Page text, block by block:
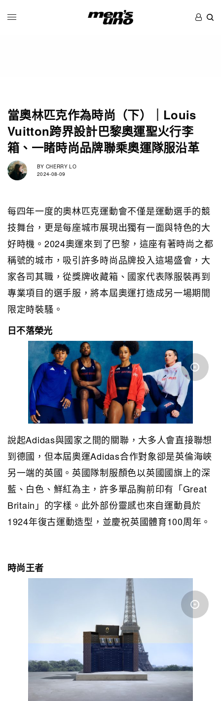
當奧林匹克作為時尚（下）｜Louis
Vuitton跨界設計巴黎奧運聖火行李
箱、一睹時尚品牌聯乘奧運隊服沿革
BY CHERRY LO
2024-08-09
每四年一度的奧林匹克運動會不僅是運動選手的競
技舞台，更是每座城市展現出獨有一面與特色的大
好時機。2024奧運來到了巴黎，這座有著時尚之都
稱號的城市，吸引許多時尚品牌投入這場盛會，大
家各司其職，從獎牌收藏箱、國家代表隊服裝再到
專業項目的選手服，將本屆奧運打造成另一場期間
限定時裝騷。
日不落榮光
說起Adidas與國家之間的關聯，大多人會直接聯想
到德國，但本屆奧運Adidas合作對象卻是英倫海峽
另一端的英國。英國隊制服顏色以英國國旗上的深
藍、白色、鮮紅為主，許多單品胸前印有「Great
Britain」的字樣。此外部份靈感也來自運動員於
1924年復古運動造型，並慶祝英國體育100周年。
時尚王者